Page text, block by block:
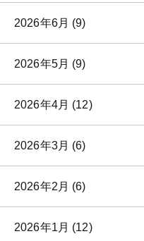
2026年6月 (9)
2026年5月 (9)
2026年4月 (12)
2026年3月 (6)
2026年2月 (6)
2026年1月 (12)